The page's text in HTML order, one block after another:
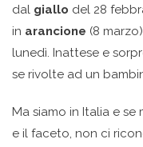
dal giallo del 28
in arancione (8
lunedì. Inattese e
se rivolte ad un
Ma siamo in Italia e
e il faceto, non ci